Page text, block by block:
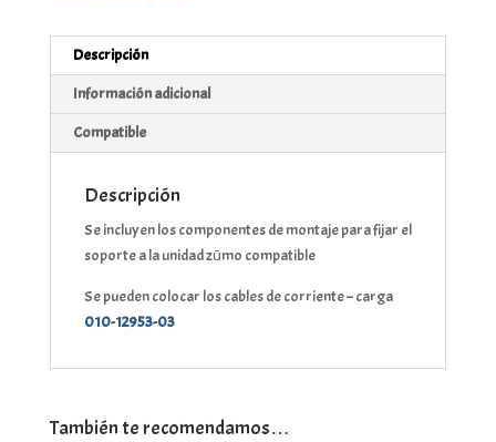
Descripción
Información adicional
Compatible
Descripción
Se incluyen los componentes de montaje para fijar el
soporte a la unidad zūmo compatible
Se pueden colocar los cables de corriente – carga
010-12953-03
También te recomendamos…